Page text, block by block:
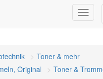
Toner & mehr
Original
Toner &